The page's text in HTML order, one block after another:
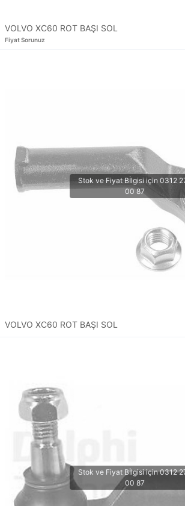
VOLVO XC60 ROT BAŞI SOL
Fiyat Sorunuz
VOLVO XC60 ROT BAŞI SOL